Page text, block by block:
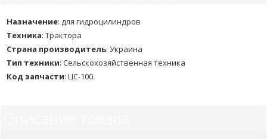
Назначение: для гидроцилиндров
Техника: Трактора
Страна производитель: Украина
Тип техники: Сельскохозяйственная техника
Код запчасти: ЦС-100